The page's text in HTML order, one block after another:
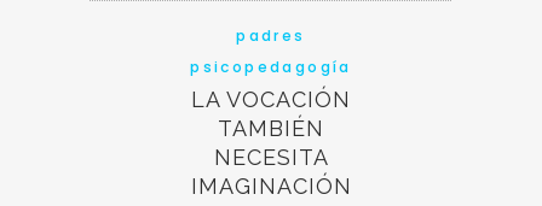
padres
psicopedagogía
LA VOCACIÓN
TAMBIÉN
NECESITA
IMAGINACIÓN